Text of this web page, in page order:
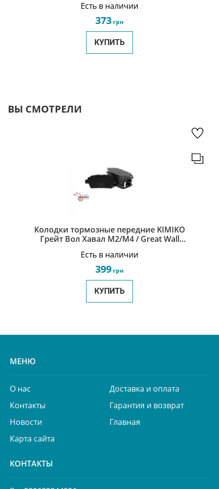
Есть в наличии
373 грн
КУПИТЬ
ВЫ СМОТРЕЛИ
Колодки тормозные передние KIMIKO
Грейт Вол Хавал М2/М4 / Great Wall
Есть в наличии
399 грн
КУПИТЬ
МЕНЮ
О нас
Доставка и оплата
Контакты
Гарантия и возврат
Новости
Главная
Карта сайта
КОНТАКТЫ